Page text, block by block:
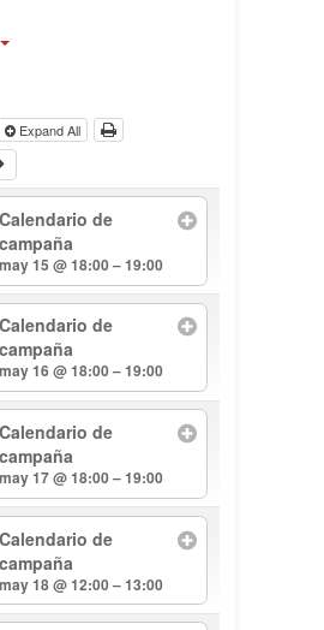
Expand All
Calendario de
campaña
may 15 @ 18:00 – 19:00
Calendario de
campaña
may 16 @ 18:00 – 19:00
Calendario de
campaña
may 17 @ 18:00 – 19:00
Calendario de
campaña
may 18 @ 12:00 – 13:00